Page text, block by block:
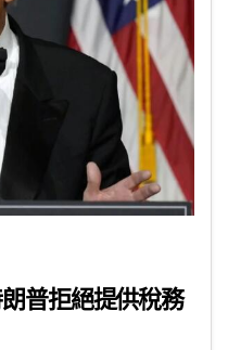
普拒絕提供稅務